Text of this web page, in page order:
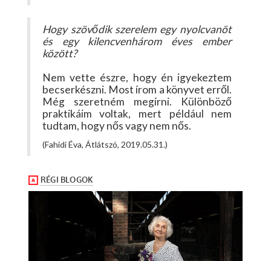
Hogy szövődik szerelem egy nyolcvanöt
és egy kilencvenhárom éves ember
között?
Nem vette észre, hogy én igyekeztem
becserkészni. Most írom a könyvet erről.
Még szeretném megírni. Különböző
praktikáim voltak, mert például nem
tudtam, hogy nős vagy nem nős.
(Fahidi Éva, Átlátszó, 2019.05.31.)